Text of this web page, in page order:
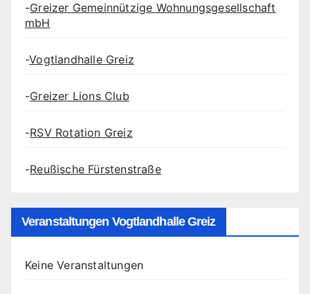
-Greizer Gemeinnützige Wohnungsgesellschaft
mbH
-Vogtlandhalle Greiz
-Greizer Lions Club
-RSV Rotation Greiz
-Reußische Fürstenstraße
Veranstaltungen Vogtlandhalle Greiz
Keine Veranstaltungen